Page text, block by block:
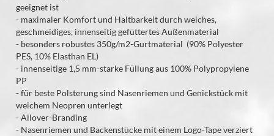
geeignet ist
- maximaler Komfort und Haltbarkeit durch weiches,
geschmeidiges, innenseitig gefüttertes Außenmaterial
- besonders robustes 350g/m2-Gurtmaterial (90% Polyester
PES, 10% Elasthan EL)
- innenseitige 1,5 mm-starke Füllung aus 100% Polypropylene
PP
- für beste Polsterung sind Nasenriemen und Genickstück mit
weichem Neopren unterlegt
- Allover-Branding
- Nasenriemen und Backenstücke mit einem Logo-Tape verziert